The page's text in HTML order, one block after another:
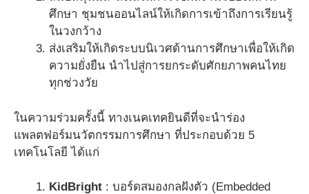
ศึกษา ชุมชนออนไลน์ให้เกิดการเข้าถึงการเรียนรู้
ในวงกว้าง
ส่งเสริมให้เกิดระบบนิเวศด้านการศึกษาเพื่อให้เกิด
ความยั่งยืน นำไปสู่การยกระดับศักยภาพคนไทย
ทุกช่วงวัย
ในความร่วมครั้งนี้ ทางเนคเทคยินดีที่จะนำร่อง
แพลตฟอร์มนวัตกรรมการศึกษา ที่ประกอบด้วย 5
เทคโนโลยี ได้แก่
KidBright : บอร์ดสมองกลฝังตัว (Embedded